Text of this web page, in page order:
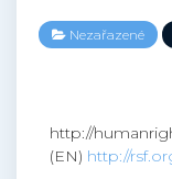
Nezařazené
http://
(EN) http://